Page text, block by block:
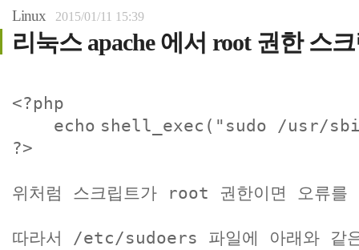
Linux 2015/01/11 15:39
리눅스 apache 에서 root 권한 스
<?php
echo shell_exec( "sudo /usr/
?>
위처럼 스크립트가 root 권한이면 오류를
따라서 /etc/sudoers 파일에 아래와 같